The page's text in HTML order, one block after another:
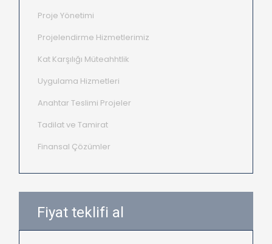
Proje Yönetimi
Projelendirme Hizmetlerimiz
Kat Karşılığı Müteahhtlik
Uygulama Hizmetleri
Anahtar Teslimi Projeler
Tadilat ve Tamirat
Finansal Çözümler
Fiyat teklifi al